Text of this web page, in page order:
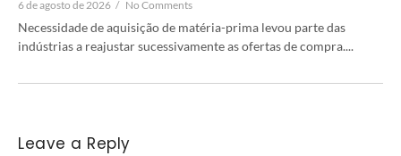
6 de agosto de 2026 / No Comments
Necessidade de aquisição de matéria-prima levou parte das
indústrias a reajustar sucessivamente as ofertas de compra....
Leave a Reply